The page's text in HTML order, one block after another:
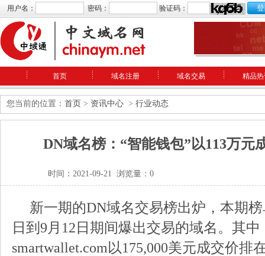
用户名： 密码： 验证码：
首页 域名注册 域名交易 精品
您当前的位置： 首页 > 资讯中心 > 行业动态
DN域名榜：“智能钱包”以113万元
时间：2021-09-21 浏览量：0
新一期的DN域名交易榜出炉，本期
日到9月12日期间爆出交易的域名 。其中
smartwallet.com以175,000美元成交价排